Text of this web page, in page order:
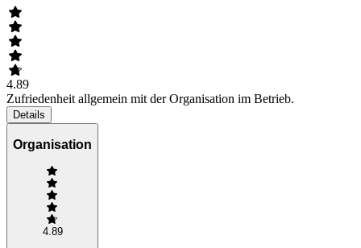
4.89
Zufriedenheit allgemein mit der Organisation im Betrieb.
Details
Organisation
4.89